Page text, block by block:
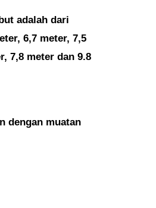
adalah dari
6,7 meter, 7,5
7,8 meter dan 9.8
dengan muatan